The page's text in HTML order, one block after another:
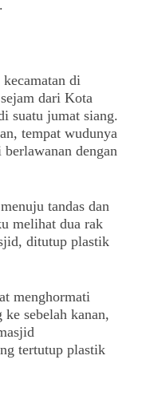
kecamatan di
dari Kota
suatu jumat siang.
tempat wudunya
dengan
tandas dan
melihat dua rak
ditutup plastik
menghormati
sebelah kanan,
tertutup plastik